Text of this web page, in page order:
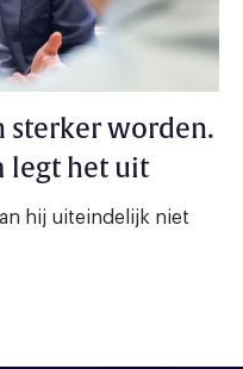
sterker worden.
legt het uit
hij uiteindelijk niet